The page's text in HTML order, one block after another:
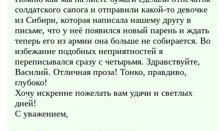
солдатского сапога и отправили какой-то девочке
из Сибири, которая написала нашему другу в
письме, что у неё появился новый парень и ждать
теперь его из армии она больше не собирается. Во
избежание подобных неприятностей я
переписывался сразу с четырьмя. Здравствуйте,
Василий. Отличная проза! Тонко, правдиво,
глубоко!
Хочу искренне пожелать вам удачи и светлых
дней!
С уважением,